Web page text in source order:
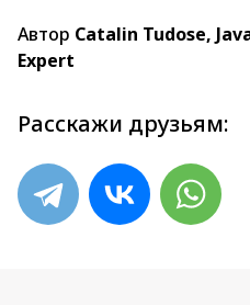
Автор Catalin Tudose,
Expert
Расскажи друзьям: